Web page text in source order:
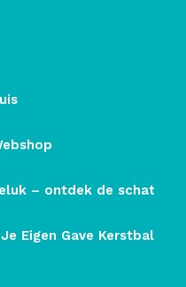
– ontdek de schatten
Eigen Gave Kerstballen!